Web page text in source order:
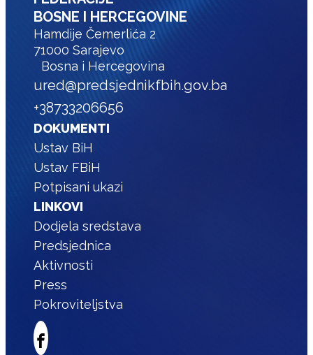
BOSNE I HERCEGOVINE
Hamdije Čemerlića 2
71000 Sarajevo
Bosna i Hercegovina
ured@predsjednikfbih.gov.ba
+38733206656
DOKUMENTI
Ustav BiH
Ustav FBiH
Potpisani ukazi
LINKOVI
Dodjela sredstava
Predsjednica
Aktivnosti
Press
Pokroviteljstva